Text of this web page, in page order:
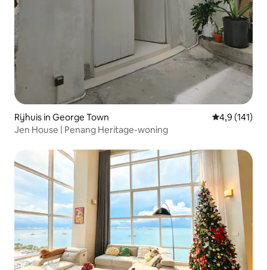
Rijhuis in George Town Gemiddelde
4,9 (141)
Jen House | Penang Heritage-woning